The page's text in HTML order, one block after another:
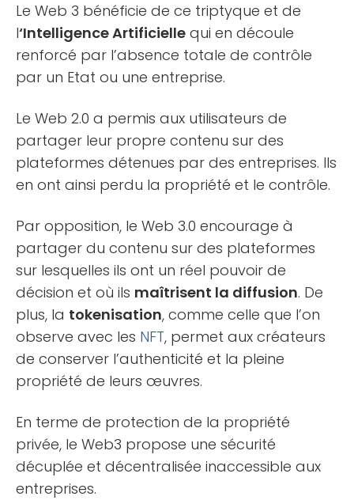
Le Web 3 bénéficie de ce triptyque et de
l‘Intelligence Artificielle qui en découle
renforcé par l’absence totale de contrôle
par un Etat ou une entreprise.
Le Web 2.0 a permis aux utilisateurs de
partager leur propre contenu sur des
plateformes détenues par des entreprises. Ils
en ont ainsi perdu la propriété et le contrôle.
Par opposition, le Web 3.0 encourage à
partager du contenu sur des plateformes
sur lesquelles ils ont un réel pouvoir de
décision et où ils maîtrisent la diffusion. De
plus, la tokenisation, comme celle que l’on
observe avec les NFT, permet aux créateurs
de conserver l’authenticité et la pleine
propriété de leurs œuvres.
En terme de protection de la propriété
privée, le Web3 propose une sécurité
décuplée et décentralisée inaccessible aux
entreprises.